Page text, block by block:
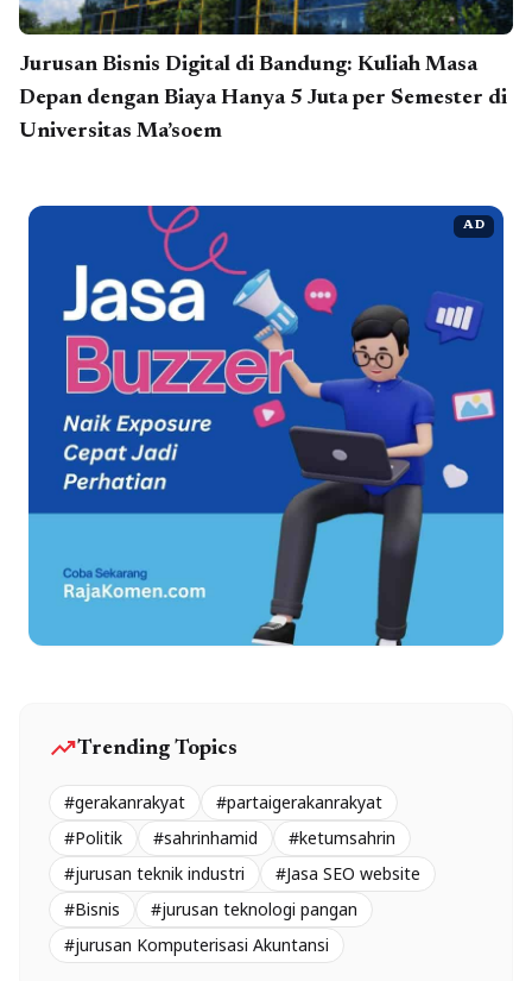
Jurusan Bisnis Digital di Bandung: Kuliah Masa
Depan dengan Biaya Hanya 5 Juta per Semester di
Universitas Ma’soem
AD
trending_upTrending Topics
#gerakanrakyat
#partaigerakanrakyat
#Politik
#sahrinhamid
#ketumsahrin
#jurusan teknik industri
#Jasa SEO website
#Bisnis
#jurusan teknologi pangan
#jurusan Komputerisasi Akuntansi